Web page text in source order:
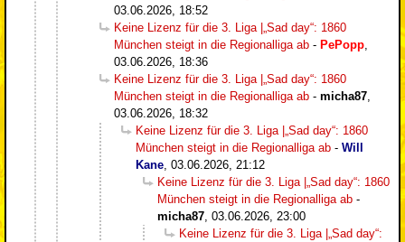
03.06.2026, 18:52
Keine Lizenz für die 3. Liga |„Sad day“: 1860
München steigt in die Regionalliga ab - PePopp
03.06.2026, 18:36
Keine Lizenz für die 3. Liga |„Sad day“: 1860
München steigt in die Regionalliga ab - micha87
03.06.2026, 18:32
Keine Lizenz für die 3. Liga |„Sad day“: 1860
München steigt in die Regionalliga ab - Will
Kane 03.06.2026, 21:12
Keine Lizenz für die 3. Liga |„Sad day“: 1860
München steigt in die Regionalliga ab -
micha87 03.06.2026, 23:00
Keine Lizenz für die 3. Liga |„Sad day“: